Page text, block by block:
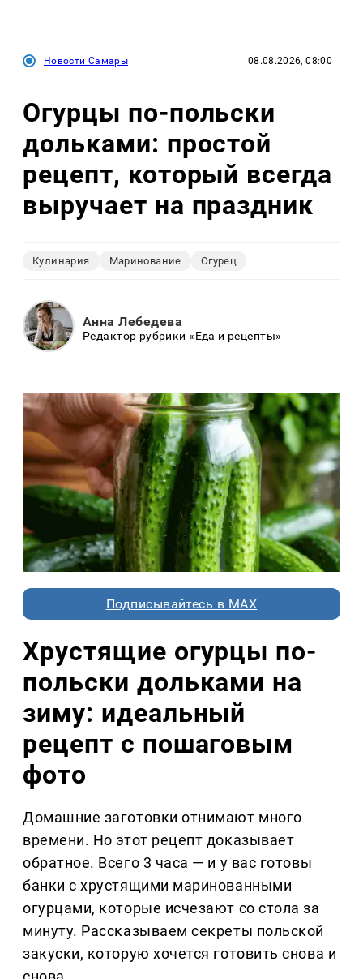
Новости Самары 08.08.2026, 08:00
Огурцы по‑польски
дольками: простой
рецепт, который всегда
выручает на праздник
Кулинария Маринование Огурец
Анна Лебедева
Редактор рубрики «Еда и рецепты»
Подписывайтесь в MAX
Хрустящие огурцы по-
польски дольками на
зиму: идеальный
рецепт с пошаговым
фото
Домашние заготовки отнимают много
времени. Но этот рецепт доказывает
обратное. Всего 3 часа — и у вас готовы
банки с хрустящими маринованными
огурцами, которые исчезают со стола за
минуту. Рассказываем секреты польской
закуски, которую хочется готовить снова и